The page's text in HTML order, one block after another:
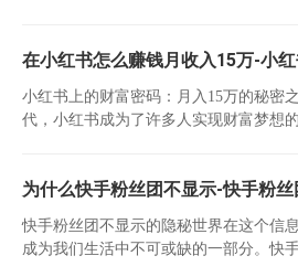
在小红书怎么赚钱月收入15万-小
小红书上的财富密码：月入15万的秘密
代，小红书成为了许多人实现财富梦想
为什么快手粉丝团不显示-快手粉丝
快手粉丝团不显示的隐秘世界在这个信
成为我们生活中不可或缺的一部分。快